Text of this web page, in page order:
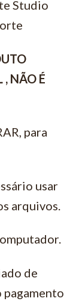
Studio
NÃO É
para
usar
arquivos.
de
pagamento